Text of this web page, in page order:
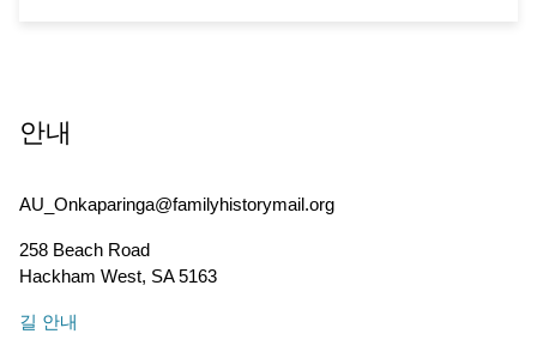
안내
AU_Onkaparinga@familyhistorymail.org
258 Beach Road
Hackham West, SA5163
길 안내